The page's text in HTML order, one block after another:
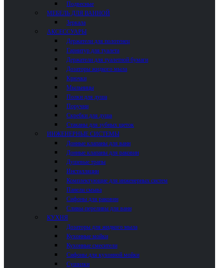
Подвесные
МЕБЕЛЬ ДЛЯ ВАННОЙ
Зеркала
АКСЕССУАРЫ
Держатели для полотенец
Гарнитур для туалета
Держатели для туалетной бумаги
Дозаторы жидкого мыла
Крючки
Мыльницы
Полки для душа
Поручни
Скребки для душа
Стаканы для зубных щеток
ИНЖЕНЕРНЫЕ СИСТЕМЫ
Донные клапаны для ванн
Донные клапаны для раковин
Душевые трапы
Инсталляции
Комплектующие для инженерных систем
Панели смыва
Сифоны для раковин
Сливы-переливы для ванн
КУХНЯ
Дозаторы для жидкого мыла
Кухонные мойки
Кухонные смесители
Сифоны для кухонной мойки
Сушилки